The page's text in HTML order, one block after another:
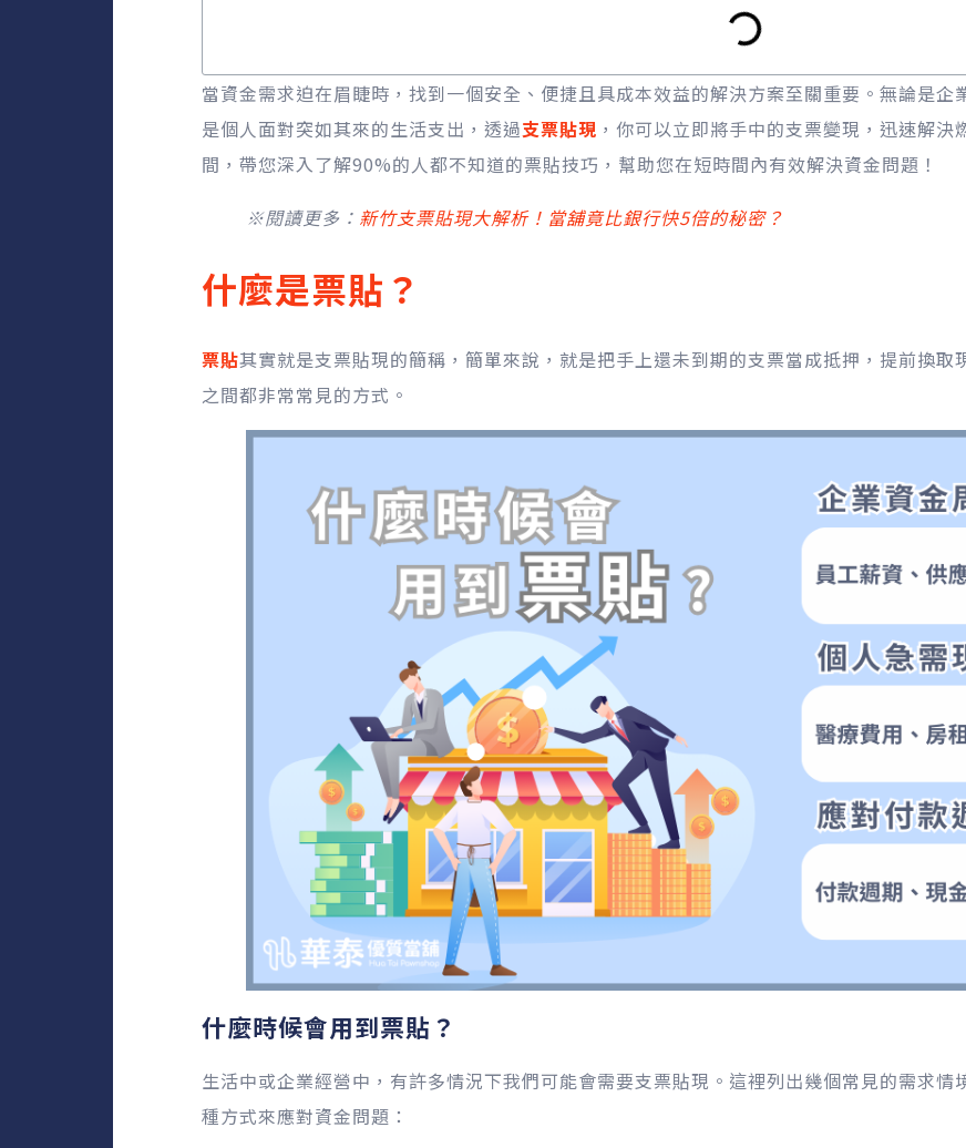
當資金需求迫在眉睫時，找到一個安全、便捷且具成本效益的解決方案至關重要。無論是企
是個人面對突如其來的生活支出，透過支票貼現 ，你可以立即將手中的支票變現，迅速解
間，帶您深入了解90%的人都不知道的票貼技巧，幫助您在短時間內有效解決資金問題！
※閱讀更多： 新竹支票貼現大解析！當舖竟比銀行快5倍的秘密？
什麼是票貼？
票貼其實就是支票貼現的簡稱，簡單來說，就是把手上還未到期的支票當成抵押，提前換取
之間都非常常見的方式。
什麼時候會用到票貼？
生活中或企業經營中，有許多情況下我們可能會需要支票貼現。這裡列出幾個常見的需求
種方式來應對資金問題：